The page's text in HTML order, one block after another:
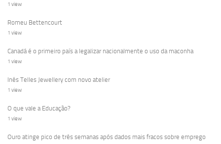
1 view
Romeu Bettencourt
1 view
Canadá é o primeiro país a legalizar nacionalmente o uso da maconha
1 view
Inês Telles Jewellery com novo atelier
1 view
O que vale a Educação?
1 view
Ouro atinge pico de três semanas após dados mais fracos sobre emprego